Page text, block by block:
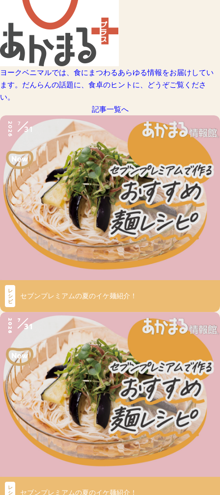
ヨークベニマルでは、食にまつわるあらゆる情報をお届けしてい
ます。だんらんの話題に、食卓のヒントに、どうぞご覧くださ
い。
記事一覧へ
2026 7
31
レ
シ
ピ
セブンプレミアムの夏のイケ麺紹介！
2026 7
31
レ
シ
セブンプレミアムの夏のイケ麺紹介！